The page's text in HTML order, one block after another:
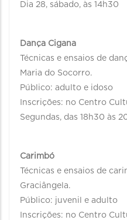
Dia 28, sábado, às 14h30
Dança Cigana
Técnicas e ensaios de
Maria do Socorro.
Público: adulto e idoso
Inscrições: no Centro
Segundas, das 18h30 às
Carimbó
Técnicas e ensaios de
Graciângela.
Público: juvenil e adulto
Inscrições: no Centro